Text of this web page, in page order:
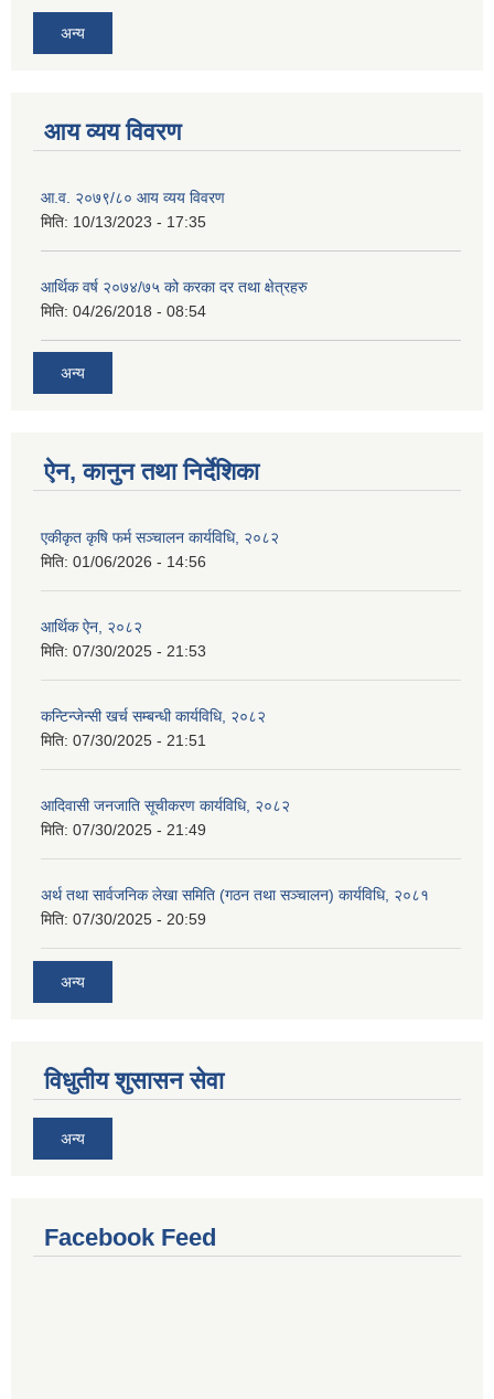
अन्य
आय व्यय विवरण
आ.व. २०७९/८० आय व्यय विवरण
मिति: 10/13/2023 - 17:35
आर्थिक वर्ष २०७४/७५ को करका दर तथा क्षेत्रहरु
मिति: 04/26/2018 - 08:54
अन्य
ऐन, कानुन तथा निर्देशिका
एकीकृत कृषि फर्म सञ्चालन कार्यविधि, २०८२
मिति: 01/06/2026 - 14:56
आर्थिक ऐन, २०८२
मिति: 07/30/2025 - 21:53
कन्टिन्जेन्सी खर्च सम्बन्धी कार्यविधि, २०८२
मिति: 07/30/2025 - 21:51
आदिवासी जनजाति सूचीकरण कार्यविधि, २०८२
मिति: 07/30/2025 - 21:49
अर्थ तथा सार्वजनिक लेखा समिति (गठन तथा सञ्चालन) कार्यविधि, २०८१
मिति: 07/30/2025 - 20:59
अन्य
विधुतीय शुसासन सेवा
अन्य
Facebook Feed